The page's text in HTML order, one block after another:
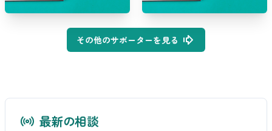
その他のサポーターを見る
最新の相談